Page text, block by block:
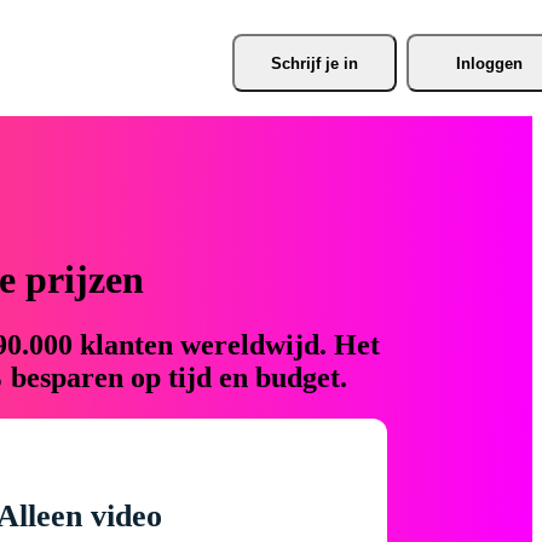
Schrijf je in Inloggen
prijzen
klanten wereldwijd. Het
op tijd en budget.
video